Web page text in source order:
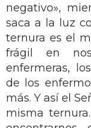
negativo»,
saca a la luz
ternura es el
frágil en
enfermeras,
de los
más. Y así el
misma